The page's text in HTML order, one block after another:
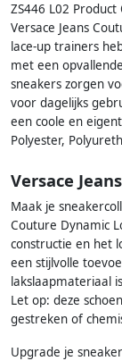
ZS446 L02
Versace Jeans
lace-up trainers
met een
sneakers zorgen
voor dagelijks
een coole en
Polyester,
Versace
Maak je
Couture Dynamic
constructie en het
een stijlvolle
lakslaapmateriaal
Let op: deze
gestreken of
Upgrade je